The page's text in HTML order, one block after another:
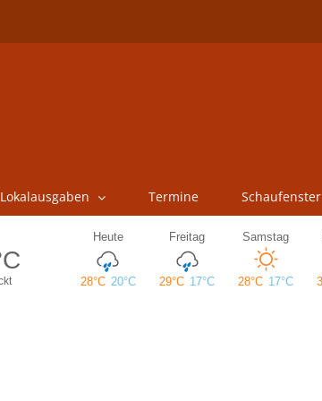
Lokalausgaben Termine Schaufenster